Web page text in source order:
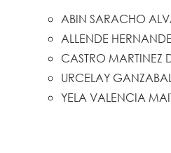
ABIN SARACHO
ALLENDE
CASTRO
URCELAY
YELA VALENCIA